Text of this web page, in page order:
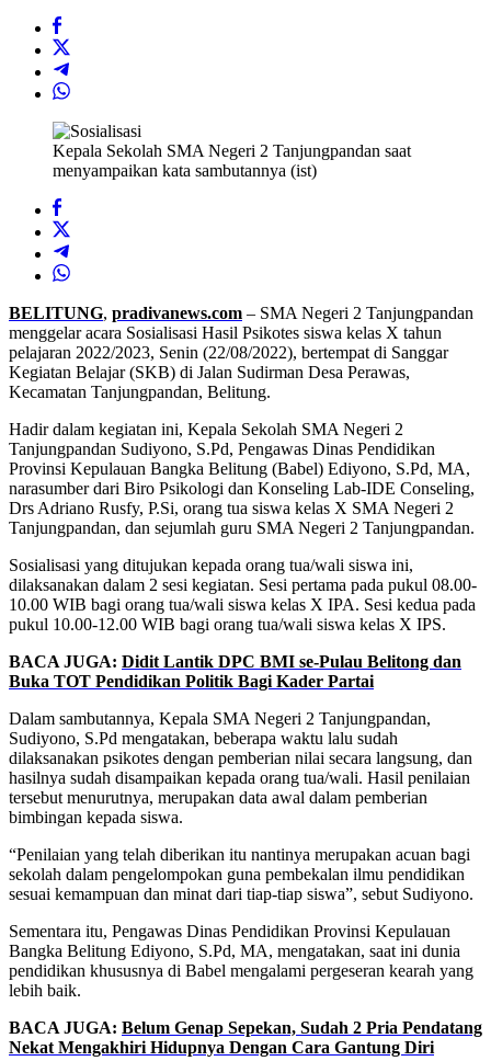
Kepala Sekolah SMA Negeri 2 Tanjungpandan saat
menyampaikan kata sambutannya (ist)
BELITUNG, pradivanews.com – SMA Negeri 2 Tanjungpandan
menggelar acara Sosialisasi Hasil Psikotes siswa kelas X tahun
pelajaran 2022/2023, Senin (22/08/2022), bertempat di Sanggar
Kegiatan Belajar (SKB) di Jalan Sudirman Desa Perawas,
Kecamatan Tanjungpandan, Belitung.
Hadir dalam kegiatan ini, Kepala Sekolah SMA Negeri 2
Tanjungpandan Sudiyono, S.Pd, Pengawas Dinas Pendidikan
Provinsi Kepulauan Bangka Belitung (Babel) Ediyono, S.Pd, MA,
narasumber dari Biro Psikologi dan Konseling Lab-IDE Conseling,
Drs Adriano Rusfy, P.Si, orang tua siswa kelas X SMA Negeri 2
Tanjungpandan, dan sejumlah guru SMA Negeri 2 Tanjungpandan.
Sosialisasi yang ditujukan kepada orang tua/wali siswa ini,
dilaksanakan dalam 2 sesi kegiatan. Sesi pertama pada pukul 08.00-
10.00 WIB bagi orang tua/wali siswa kelas X IPA. Sesi kedua pada
pukul 10.00-12.00 WIB bagi orang tua/wali siswa kelas X IPS.
BACA JUGA: Didit Lantik DPC BMI se-Pulau Belitong dan
Buka TOT Pendidikan Politik Bagi Kader Partai
Dalam sambutannya, Kepala SMA Negeri 2 Tanjungpandan,
Sudiyono, S.Pd mengatakan, beberapa waktu lalu sudah
dilaksanakan psikotes dengan pemberian nilai secara langsung, dan
hasilnya sudah disampaikan kepada orang tua/wali. Hasil penilaian
tersebut menurutnya, merupakan data awal dalam pemberian
bimbingan kepada siswa.
“Penilaian yang telah diberikan itu nantinya merupakan acuan bagi
sekolah dalam pengelompokan guna pembekalan ilmu pendidikan
sesuai kemampuan dan minat dari tiap-tiap siswa”, sebut Sudiyono.
Sementara itu, Pengawas Dinas Pendidikan Provinsi Kepulauan
Bangka Belitung Ediyono, S.Pd, MA, mengatakan, saat ini dunia
pendidikan khususnya di Babel mengalami pergeseran kearah yang
lebih baik.
BACA JUGA: Belum Genap Sepekan, Sudah 2 Pria Pendatang
Nekat Mengakhiri Hidupnya Dengan Cara Gantung Diri